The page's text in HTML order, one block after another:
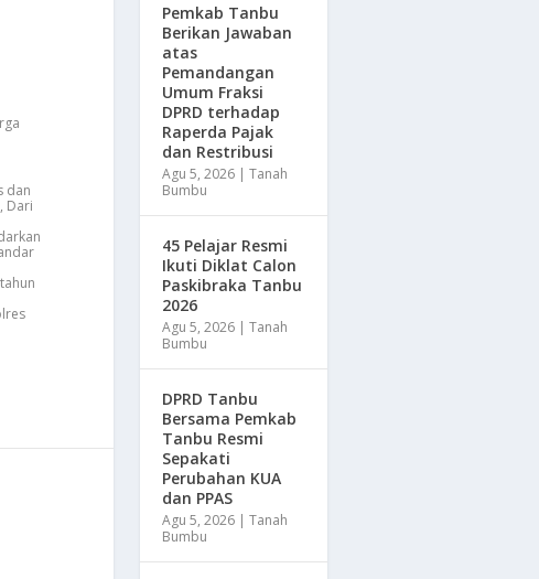
dan
Dari
Pemkab Tanbu
Berikan Jawaban
atas
Pemandangan
Umum Fraksi
DPRD terhadap
Raperda Pajak
dan Restribusi
Agu 5, 2026| Tanah
Bumbu
45 Pelajar Resmi
Ikuti Diklat Calon
Paskibraka Tanbu
2026
Agu 5, 2026| Tanah
Bumbu
DPRD Tanbu
Bersama Pemkab
Tanbu Resmi
Sepakati
Perubahan KUA
dan PPAS
Agu 5, 2026| Tanah
Bumbu